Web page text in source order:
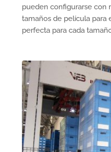
pueden configurarse con
tamaños de película para
perfecta para cada